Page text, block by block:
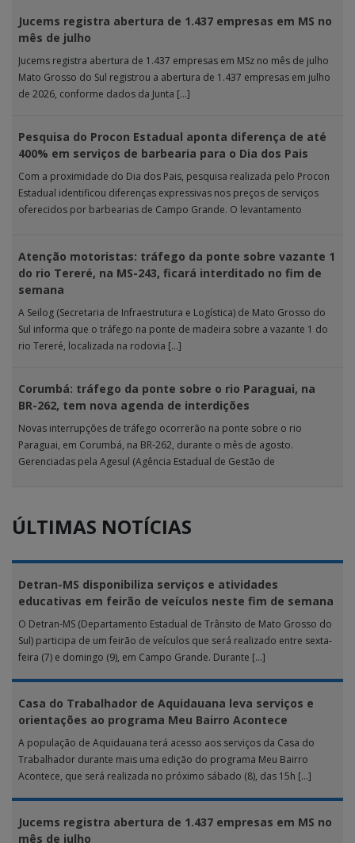
Jucems registra abertura de 1.437 empresas em MS no
mês de julho
Jucems registra abertura de 1.437 empresas em MSz no mês de julho
Mato Grosso do Sul registrou a abertura de 1.437 empresas em julho
de 2026, conforme dados da Junta […]
Pesquisa do Procon Estadual aponta diferença de até
400% em serviços de barbearia para o Dia dos Pais
Com a proximidade do Dia dos Pais, pesquisa realizada pelo Procon
Estadual identificou diferenças expressivas nos preços de serviços
oferecidos por barbearias de Campo Grande. O levantamento
Atenção motoristas: tráfego da ponte sobre vazante 1
do rio Tereré, na MS-243, ficará interditado no fim de
semana
A Seilog (Secretaria de Infraestrutura e Logística) de Mato Grosso do
Sul informa que o tráfego na ponte de madeira sobre a vazante 1 do
rio Tereré, localizada na rodovia […]
Corumbá: tráfego da ponte sobre o rio Paraguai, na
BR-262, tem nova agenda de interdições
Novas interrupções de tráfego ocorrerão na ponte sobre o rio
Paraguai, em Corumbá, na BR-262, durante o mês de agosto.
Gerenciadas pela Agesul (Agência Estadual de Gestão de
ÚLTIMAS NOTÍCIAS
Detran-MS disponibiliza serviços e atividades
educativas em feirão de veículos neste fim de semana
O Detran-MS (Departamento Estadual de Trânsito de Mato Grosso do
Sul) participa de um feirão de veículos que será realizado entre sexta-
feira (7) e domingo (9), em Campo Grande. Durante […]
Casa do Trabalhador de Aquidauana leva serviços e
orientações ao programa Meu Bairro Acontece
A população de Aquidauana terá acesso aos serviços da Casa do
Trabalhador durante mais uma edição do programa Meu Bairro
Acontece, que será realizada no próximo sábado (8), das 15h […]
Jucems registra abertura de 1.437 empresas em MS no
mês de julho